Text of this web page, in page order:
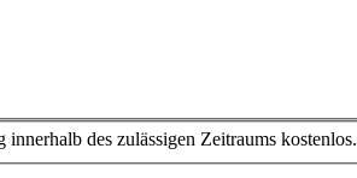
des zulässigen Zeitraums kostenlos.